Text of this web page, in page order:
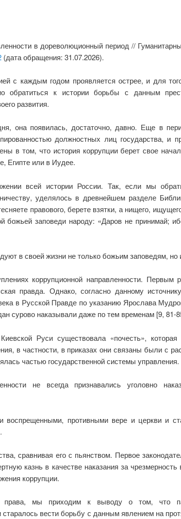
в дореволюционный период //
(дата обращения: 31.07.2026).
с каждым годом проявляется острее, и для
обратиться к истории борьбы с данным
развития.
она появилась, достаточно, давно. Еще в
должностных лиц государства, и
в том, что история коррупции берет свое
Египте или в Иудее.
всей истории России. Так, если мы
уделялось в древнейшем разделе
правового, берете взятки, а нищего,
заповеди народу: «Даров не принимай;
в своей жизни не только божьим заповедям, но
коррупционной направленности. Первым
правда. Однако, согласно данному
в Русской Правде по указанию Ярослава
сурово наказывали даже по тем временам [9, 81-
Руси существовала «почесть»,
в частности, в приказах они связаны были с
частью государственной системы управления.
не всегда признавались уголовно
противными вере и церкви и
сравнивая его с пьянством. Первое
казнь в качестве наказания за
коррупции.
права, мы приходим к выводу о том, что
вести борьбу с данным явлением на